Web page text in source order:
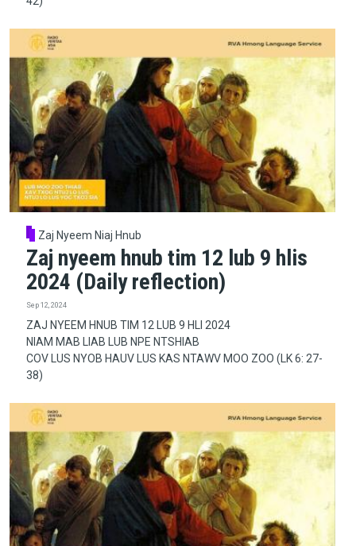
Zaj Nyeem Niaj Hnub
Zaj nyeem hnub tim 12 lub 9 hlis
2024 (Daily reflection)
Sep 12, 2024
ZAJ NYEEM HNUB TIM 12 LUB 9 HLI 2024
NIAM MAB LIAB LUB NPE NTSHIAB
COV LUS NYOB HAUV LUS KAS NTAWV MOO ZOO (LK 6: 27-
38)